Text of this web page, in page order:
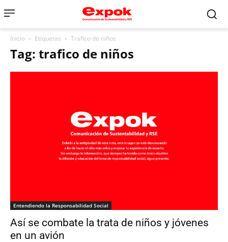
Inicio Etiquetas Trafico de niños
Tag: trafico de niños
Entendiendo la Responsabilidad Social
Así se combate la trata de niños y jóvenes
en un avión